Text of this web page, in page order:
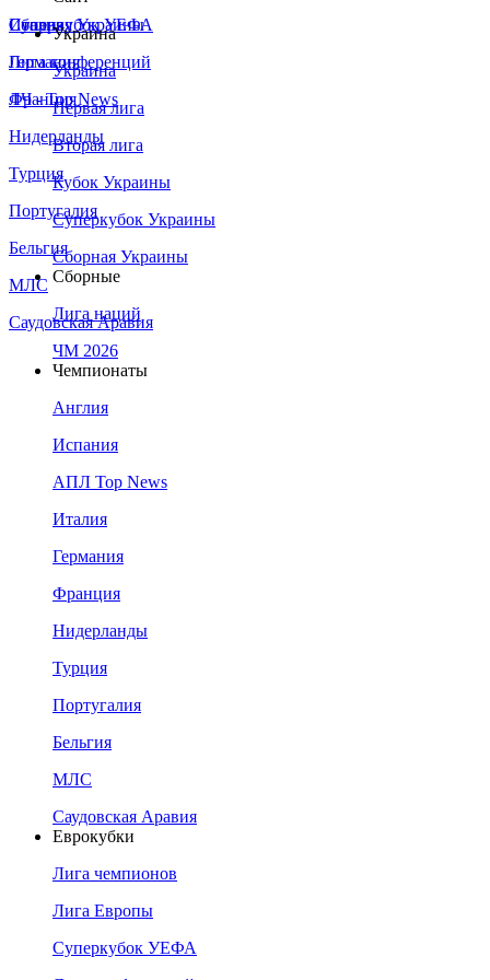
Сборная Украины
Италия
Германия
Франция
Нидерланды
Турция
Португалия
Бельгия
МЛС
Саудовская Аравия
Суперкубок УЕФА
Лига конференций
ЛЧ - Top News
Украина
Украина
Первая лига
Вторая лига
Кубок Украины
Суперкубок Украины
Сборная Украины
Сборные
Лига наций
ЧМ 2026
Чемпионаты
Англия
Испания
АПЛ Top News
Италия
Германия
Франция
Нидерланды
Турция
Португалия
Бельгия
МЛС
Саудовская Аравия
Еврокубки
Лига чемпионов
Лига Европы
Суперкубок УЕФА